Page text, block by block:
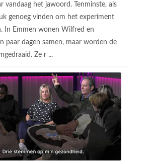
vandaag het jawoord. Tenminste, als
genoeg vinden om het experiment
In Emmen wonen Wilfred en
paar dagen samen, maar worden de
Ze r ...